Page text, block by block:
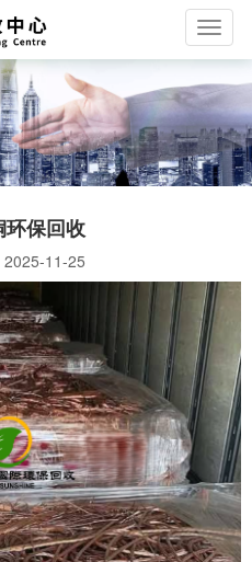
T
o
g
l
e
n
a
o
n
环保回收
2025-11-25